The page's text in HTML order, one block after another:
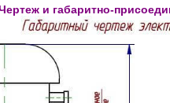
и габаритно-